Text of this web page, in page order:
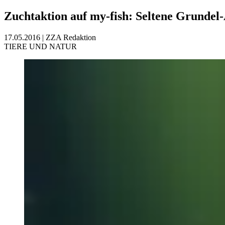
Zuchtaktion auf my-fish: Seltene
17.05.2016 | ZZA Redaktion
TIERE UND NATUR